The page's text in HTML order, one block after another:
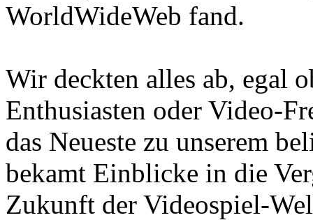
WorldWideWeb fand.
Wir deckten alles ab, egal
Enthusiasten oder Video-
das Neueste zu unserem
bekamt Einblicke in die
Zukunft der Videospiel-